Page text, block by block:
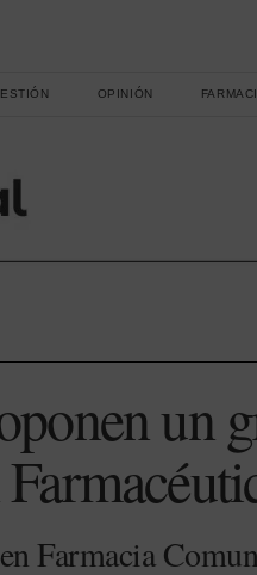
OPINIÓN
un
Farmacia